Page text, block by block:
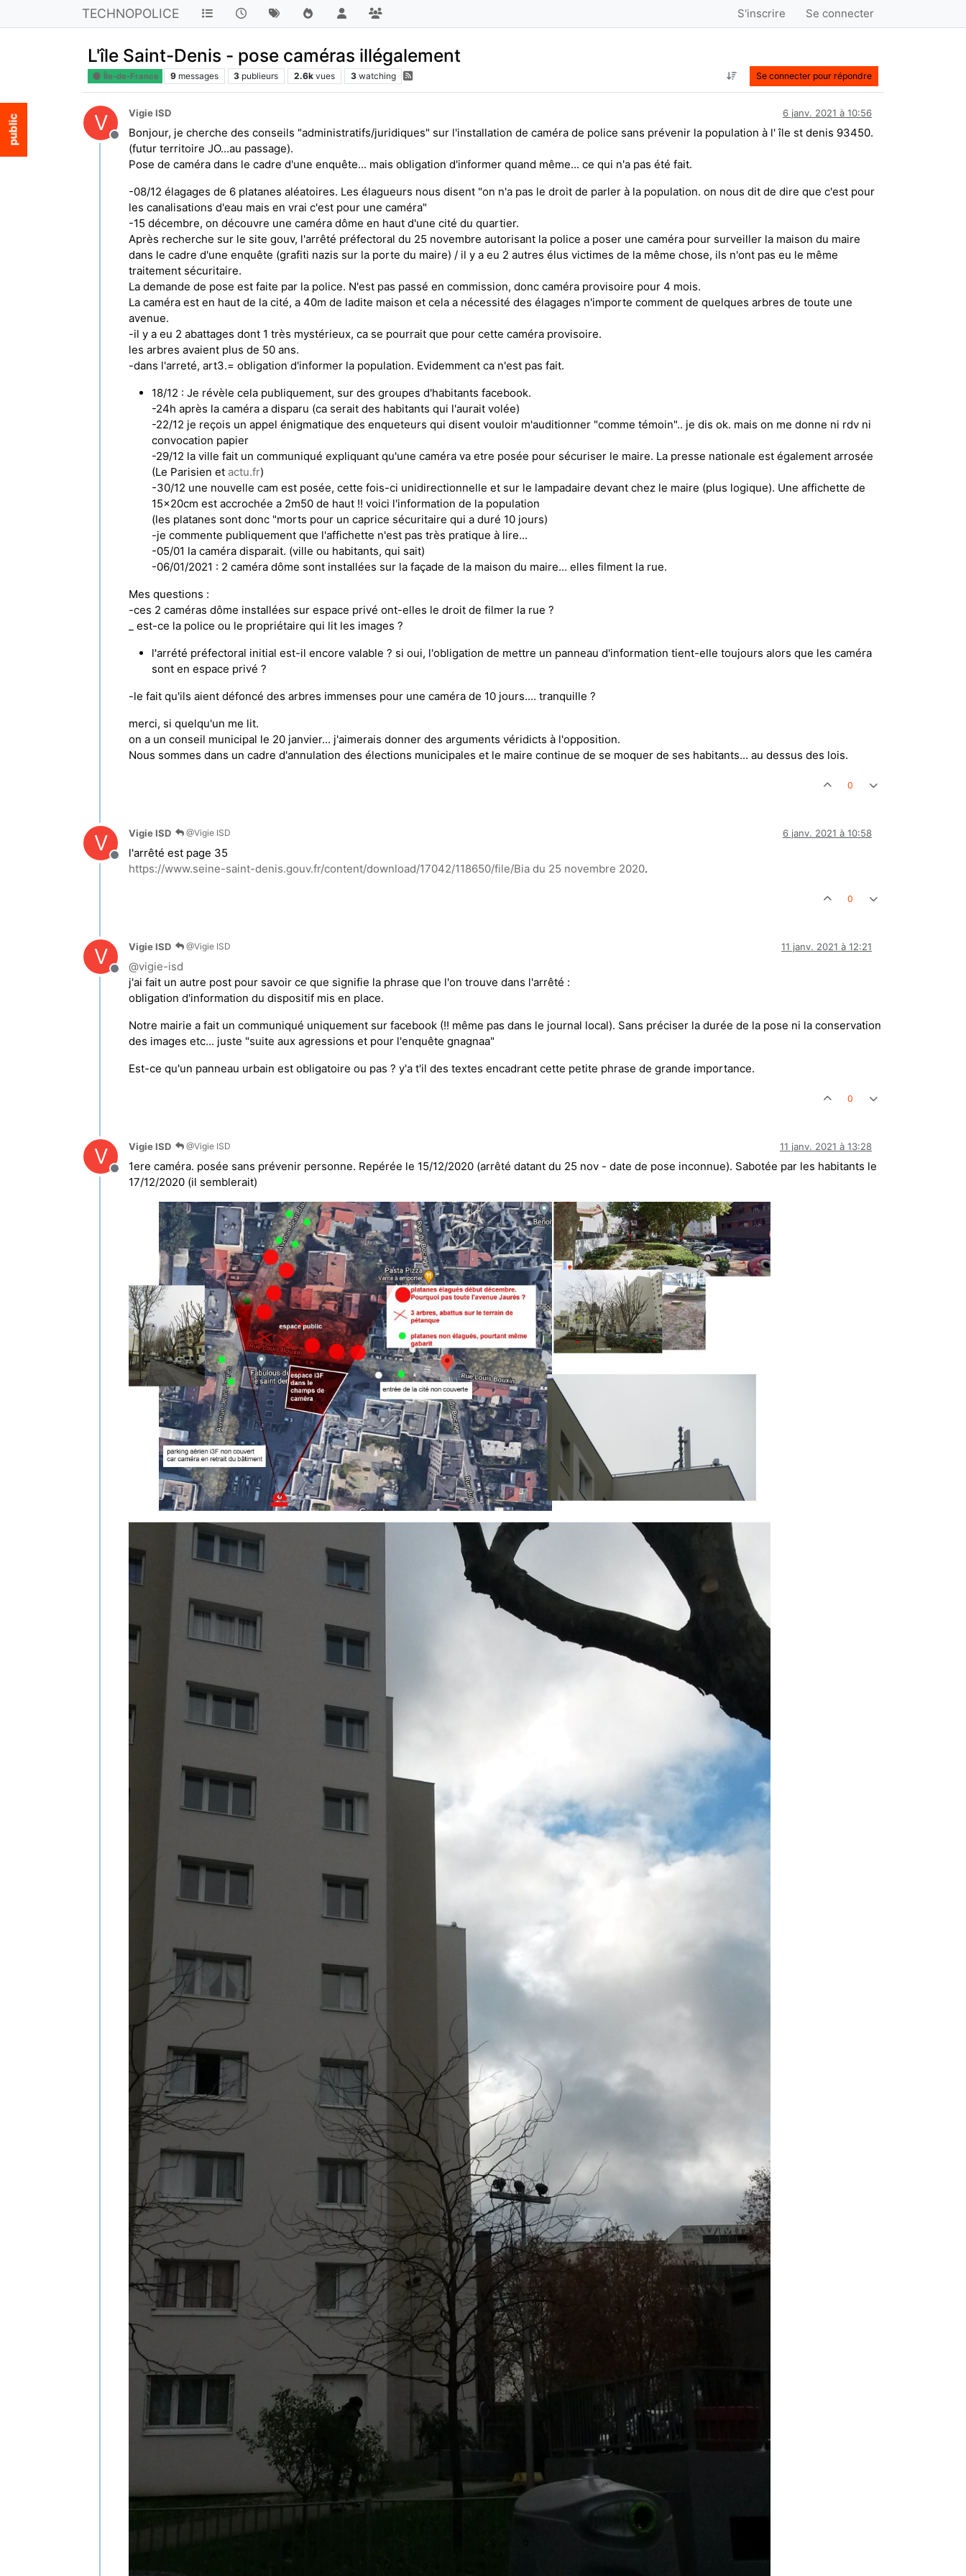
TECHNOPOLICE S'inscrire Se connecter
L'île Saint-Denis - pose caméras illégalement
Île-de-France 9 messages 3 publieurs 2.6k vues 3 watching Se connecter pour répondre
V
Hors-ligne
Vigie ISD 6 janv. 2021 à 10:56
Bonjour, je cherche des conseils "administratifs/juridiques" sur l'installation de caméra de police sans prévenir la population à l' île st denis 93450.
(futur territoire JO...au passage).
Pose de caméra dans le cadre d'une enquête... mais obligation d'informer quand même... ce qui n'a pas été fait.
-08/12 élagages de 6 platanes aléatoires. Les élagueurs nous disent "on n'a pas le droit de parler à la population. on nous dit de dire que c'est pour
les canalisations d'eau mais en vrai c'est pour une caméra"
-15 décembre, on découvre une caméra dôme en haut d'une cité du quartier.
Après recherche sur le site gouv, l'arrêté préfectoral du 25 novembre autorisant la police a poser une caméra pour surveiller la maison du maire
dans le cadre d'une enquête (grafiti nazis sur la porte du maire) / il y a eu 2 autres élus victimes de la même chose, ils n'ont pas eu le même
traitement sécuritaire.
La demande de pose est faite par la police. N'est pas passé en commission, donc caméra provisoire pour 4 mois.
La caméra est en haut de la cité, a 40m de ladite maison et cela a nécessité des élagages n'importe comment de quelques arbres de toute une
avenue.
-il y a eu 2 abattages dont 1 très mystérieux, ca se pourrait que pour cette caméra provisoire.
les arbres avaient plus de 50 ans.
-dans l'arreté, art3.= obligation d'informer la population. Evidemment ca n'est pas fait.
18/12 : Je révèle cela publiquement, sur des groupes d'habitants facebook.
-24h après la caméra a disparu (ca serait des habitants qui l'aurait volée)
-22/12 je reçois un appel énigmatique des enqueteurs qui disent vouloir m'auditionner "comme témoin".. je dis ok. mais on me donne ni rdv ni
convocation papier
-29/12 la ville fait un communiqué expliquant qu'une caméra va etre posée pour sécuriser le maire. La presse nationale est également arrosée
(Le Parisien et actu.fr)
-30/12 une nouvelle cam est posée, cette fois-ci unidirectionnelle et sur le lampadaire devant chez le maire (plus logique). Une affichette de
15x20cm est accrochée a 2m50 de haut !! voici l'information de la population
(les platanes sont donc "morts pour un caprice sécuritaire qui a duré 10 jours)
-je commente publiquement que l'affichette n'est pas très pratique à lire...
-05/01 la caméra disparait. (ville ou habitants, qui sait)
-06/01/2021 : 2 caméra dôme sont installées sur la façade de la maison du maire... elles filment la rue.
Mes questions :
-ces 2 caméras dôme installées sur espace privé ont-elles le droit de filmer la rue ?
_ est-ce la police ou le propriétaire qui lit les images ?
l'arrété préfectoral initial est-il encore valable ? si oui, l'obligation de mettre un panneau d'information tient-elle toujours alors que les caméra
sont en espace privé ?
-le fait qu'ils aient défoncé des arbres immenses pour une caméra de 10 jours.... tranquille ?
merci, si quelqu'un me lit.
on a un conseil municipal le 20 janvier... j'aimerais donner des arguments véridicts à l'opposition.
Nous sommes dans un cadre d'annulation des élections municipales et le maire continue de se moquer de ses habitants... au dessus des lois.
0
V
Hors-ligne
Vigie ISD @Vigie ISD 6 janv. 2021 à 10:58
l'arrêté est page 35
https://www.seine-saint-denis.gouv.fr/content/download/17042/118650/file/Bia du 25 novembre 2020.
0
V
Hors-ligne
Vigie ISD @Vigie ISD 11 janv. 2021 à 12:21
@vigie-isd
j'ai fait un autre post pour savoir ce que signifie la phrase que l'on trouve dans l'arrêté :
obligation d'information du dispositif mis en place.
Notre mairie a fait un communiqué uniquement sur facebook (!! même pas dans le journal local). Sans préciser la durée de la pose ni la conservation
des images etc... juste "suite aux agressions et pour l'enquête gnagnaa"
Est-ce qu'un panneau urbain est obligatoire ou pas ? y'a t'il des textes encadrant cette petite phrase de grande importance.
0
V
Hors-ligne
Vigie ISD @Vigie ISD 11 janv. 2021 à 13:28
1ere caméra. posée sans prévenir personne. Repérée le 15/12/2020 (arrêté datant du 25 nov - date de pose inconnue). Sabotée par les habitants le
17/12/2020 (il semblerait)